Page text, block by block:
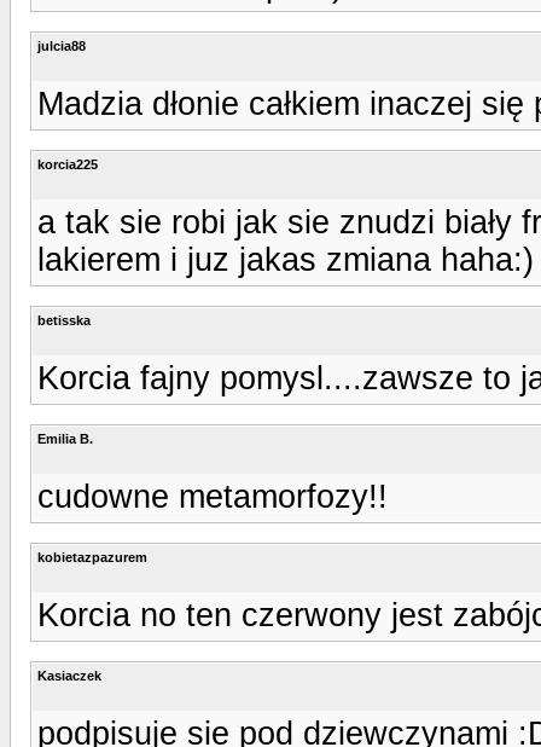
julcia88
Madzia dłonie całkiem inaczej
korcia225
a tak sie robi jak sie znudzi biały
lakierem i juz jakas zmiana haha:)
betisska
Korcia fajny pomysl....zawsze to
Emilia B.
cudowne metamorfozy!!
kobietazpazurem
Korcia no ten czerwony jest
Kasiaczek
podpisuje sie pod dziewczynami